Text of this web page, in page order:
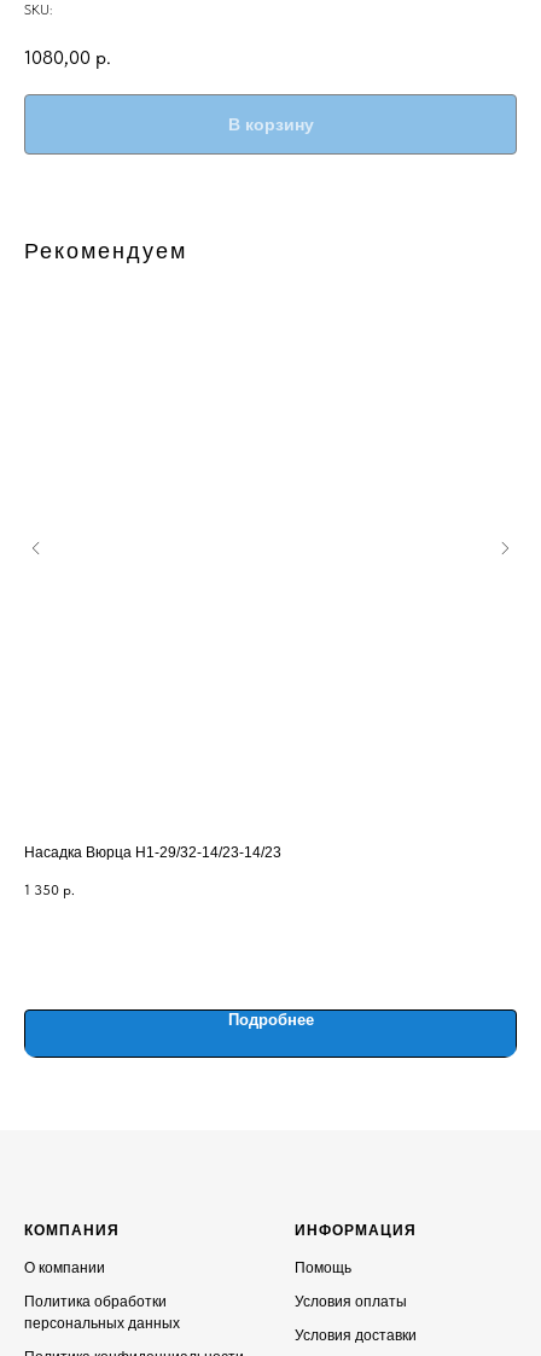
SKU:
1080,00 р.
В корзину
Рекомендуем
Насадка Вюрца Н1-29/32-14/23-14/23
1 350 р.
Подробнее
КОМПАНИЯ
О компании
Политика обработки
персональных данных
ИНФОРМАЦИЯ
Помощь
Условия оплаты
Условия доставки